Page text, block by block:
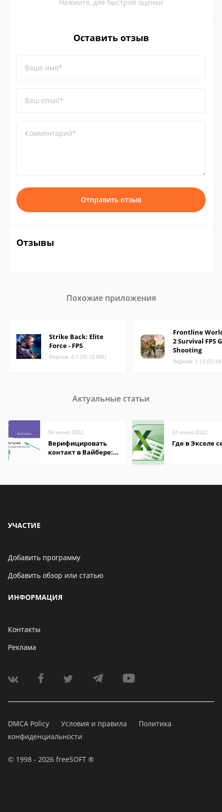
Нажмите, для быстрой оценки
Оставить отзыв
Ваше имя*
Ваш email*
Комментарий*
Отправить отзыв
Отзывы
Похожие приложения
Strike Back: Elite
Force - FPS
Версия: 4.1 (90.19 МБ)
Frontline
2 Survival FPS
Shooting
Версия: 1.13
Актуальные статьи
04 июня 2022
Верифицировать
контакт в Вайбере:
03 июня 2022
Где в Экселе
УЧАСТИЕ
Добавить программу
Добавить обзор или статью
ИНФОРМАЦИЯ
Контакты
Реклама
DMCA Policy Условия и правила
Политика
конфиденциальности
© 1998 - 2026 freeSOFT ®